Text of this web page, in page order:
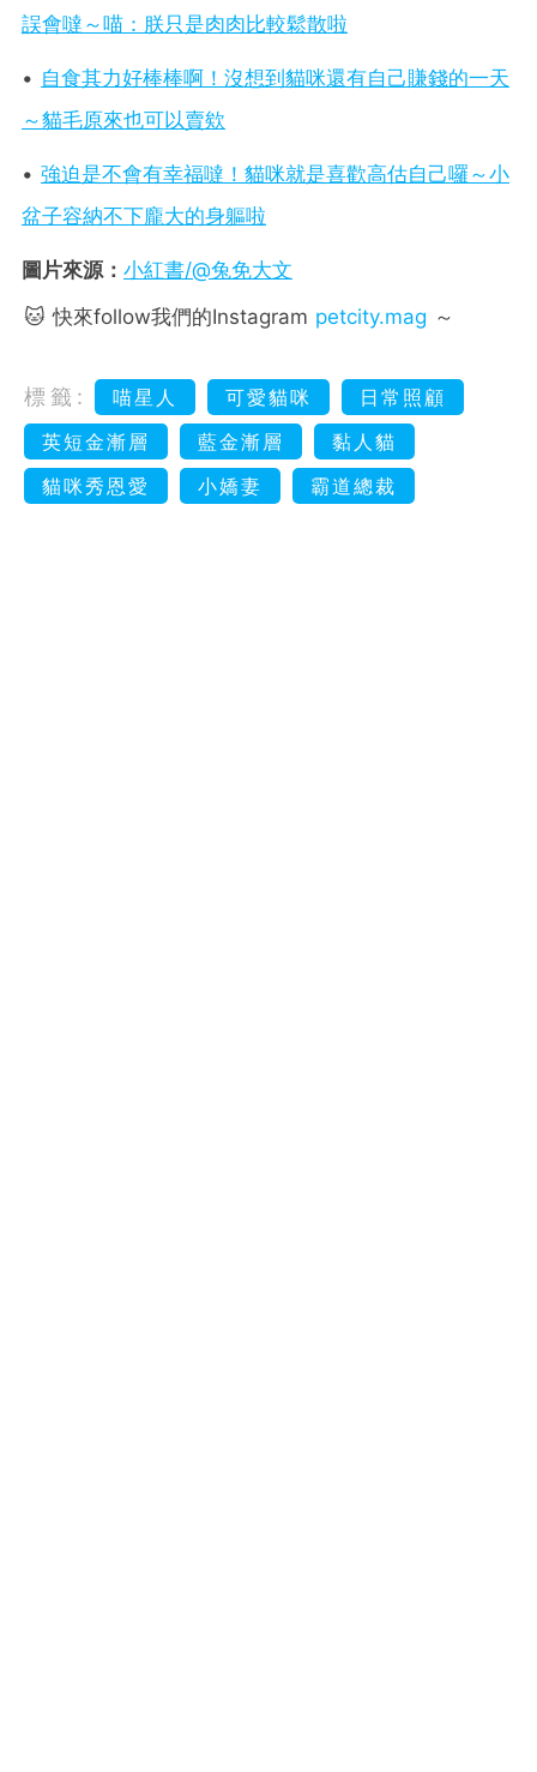
誤會噠～喵：朕只是肉肉比較鬆散啦
• 自食其力好棒棒啊！沒想到貓咪還有自己賺錢的一天
～貓毛原來也可以賣欸
• 強迫是不會有幸福噠！貓咪就是喜歡高估自己囉～小
盆子容納不下龐大的身軀啦
圖片來源： 小紅書/@兔免大文
🐱 快來follow我們的Instagram petcity.mag ～
標籤: 喵星人 可愛貓咪
日常照顧
英短金漸層
藍金漸層
黏人貓
貓咪秀恩愛
小嬌妻 霸道總裁